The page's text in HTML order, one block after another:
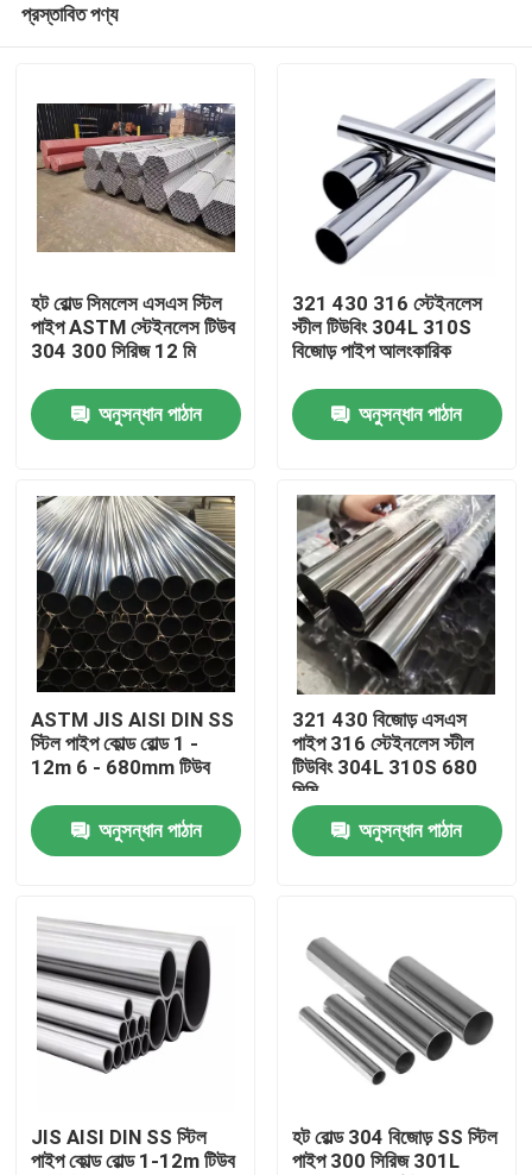
পণ্য
আমাদের সম্পর্কে
কারখানা ভ্রমণ
যোগাযোগ করুন
উদ্ধৃতির জন্য আবেদন
টিসকো স্টেইনলেস স্টিল কয়েল
কার্বন ইস্পাত প্লেট শীট
প্রস্তাবিত পণ্য
হট রোল্ড সিমলেস এসএস স্টিল
পাইপ ASTM স্টেইনলেস টিউব
304 300 সিরিজ 12 মি
অনুসন্ধান পাঠান
321 430 316 স্টেইনলেস
স্টীল টিউবিং 304L 310S
বিজোড় পাইপ আলংকারিক
অনুসন্ধান পাঠান
ASTM JIS AISI DIN SS
স্টিল পাইপ কোল্ড রোল্ড 1 -
12m 6 - 680mm টিউব
অনুসন্ধান পাঠান
321 430 বিজোড় এসএস
পাইপ 316 স্টেইনলেস স্টীল
টিউবিং 304L 310S 680
মিমি
অনুসন্ধান পাঠান
JIS AISI DIN SS স্টিল
পাইপ কোল্ড রোল্ড 1-12m টিউব
হট রোল্ড 304 বিজোড় SS স্টিল
পাইপ 300 সিরিজ 301L